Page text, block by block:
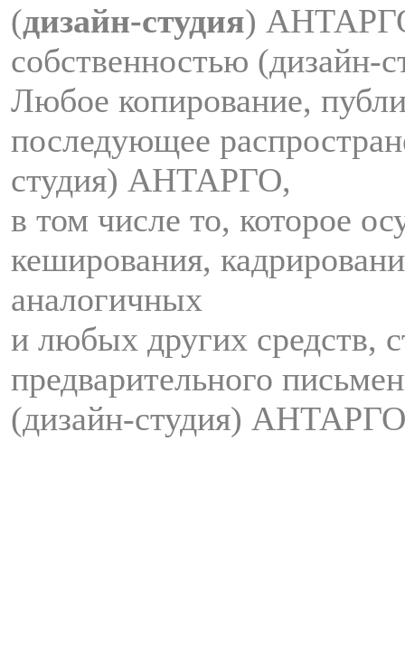
(дизайн-студия)
собственностью
Любое копирование,
последующее
студия) АНТАРГО,
в том числе то, которое
кеширования,
аналогичных
и любых других средств,
предварительного
(дизайн-студия)